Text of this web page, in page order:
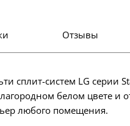
Отзывы
сплит-систем LG серии
белом цвете и
любого помещения.